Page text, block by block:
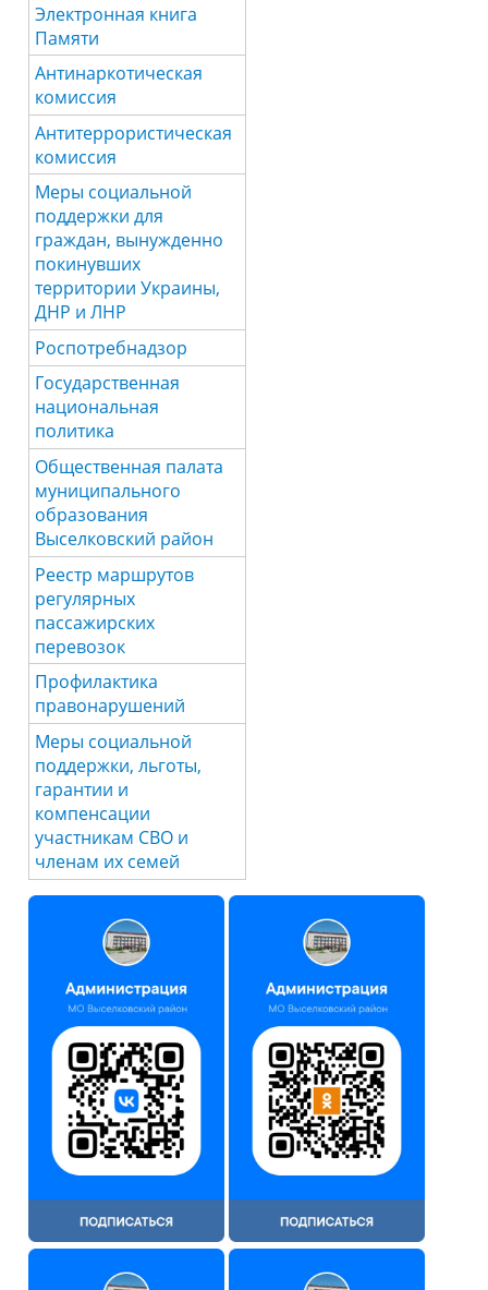
Электронная книга
Памяти
Антинаркотическая
комиссия
Антитеррористическая
комиссия
Меры социальной
поддержки для
граждан, вынужденно
покинувших
территории Украины,
ДНР и ЛНР
Роспотребнадзор
Государственная
национальная
политика
Общественная палата
муниципального
образования
Выселковский район
Реестр маршрутов
регулярных
пассажирских
перевозок
Профилактика
правонарушений
Меры социальной
поддержки, льготы,
гарантии и
компенсации
участникам СВО и
членам их семей